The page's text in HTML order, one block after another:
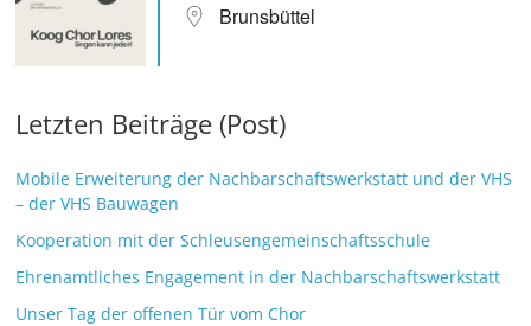
Brunsbüttel
Letzten Beiträge (Post)
Mobile Erweiterung der Nachbarschaftswerkstatt und der VHS
– der VHS Bauwagen
Kooperation mit der Schleusengemeinschaftsschule
Ehrenamtliches Engagement in der Nachbarschaftswerkstatt
Unser Tag der offenen Tür vom Chor